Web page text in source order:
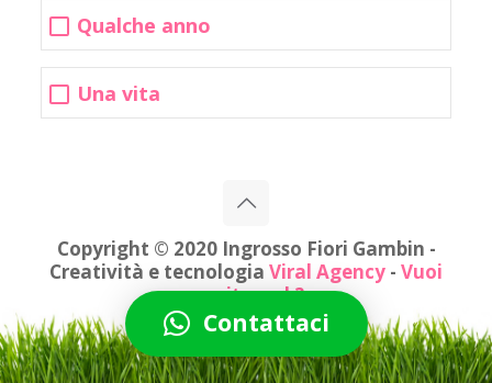
Qualche anno
Una vita
Copyright © 2020 Ingrosso Fiori Gambin -
Creatività e tecnologia Viral Agency - Vuoi
un sito web?
Contattaci